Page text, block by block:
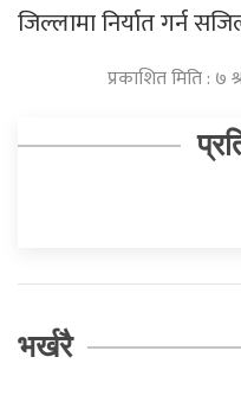
जिल्लामा निर्यात गर्न
प्रकाशित मिति :
भर्खरै